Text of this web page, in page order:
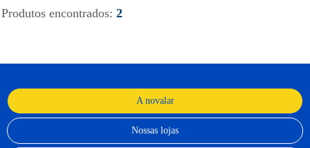
Produtos encontrados: 2
A novalar
Nossas lojas